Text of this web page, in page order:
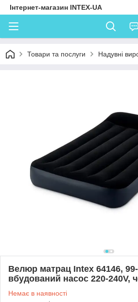
Інтернет-магазин INTEX-UA
Товари та послуги Надувні
Велюр матрац Intex 64146,
вбудований насос 220-240V,
Немає в наявності